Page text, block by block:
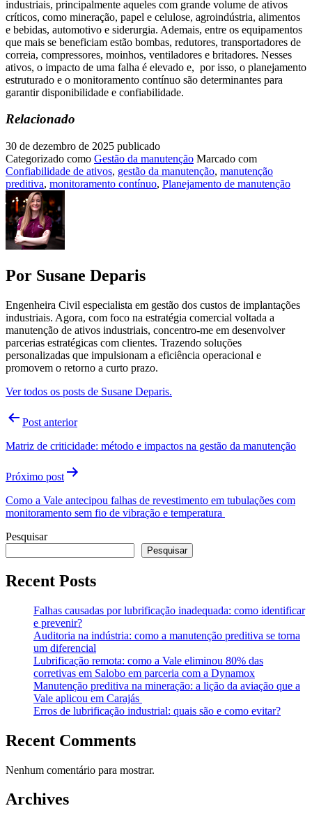
industriais, principalmente aqueles com grande volume de ativos
críticos, como mineração, papel e celulose, agroindústria, alimentos
e bebidas, automotivo e siderurgia. Ademais, entre os equipamentos
que mais se beneficiam estão bombas, redutores, transportadores de
correia, compressores, moinhos, ventiladores e britadores. Nesses
ativos, o impacto de uma falha é elevado e, por isso, o planejamento
estruturado e o monitoramento contínuo são determinantes para
garantir disponibilidade e confiabilidade.
Relacionado
30 de dezembro de 2025 publicado
Categorizado como Gestão da manutenção Marcado com
Confiabilidade de ativos, gestão da manutenção, manutenção
preditiva, monitoramento contínuo, Planejamento de manutenção
Por Susane Deparis
Engenheira Civil especialista em gestão dos custos de implantações
industriais. Agora, com foco na estratégia comercial voltada a
manutenção de ativos industriais, concentro-me em desenvolver
parcerias estratégicas com clientes. Trazendo soluções
personalizadas que impulsionam a eficiência operacional e
promovem o retorno a curto prazo.
Ver todos os posts de Susane Deparis.
Navegação
Post
Post anterior
Matriz de criticidade: método e impactos na gestão da manutenção
Próximo post
Como a Vale antecipou falhas de revestimento em tubulações com
monitoramento sem fio de vibração e temperatura
Pesquisar
Pesquisar
Recent Posts
Falhas causadas por lubrificação inadequada: como identificar
e prevenir?
Auditoria na indústria: como a manutenção preditiva se torna
um diferencial
Lubrificação remota: como a Vale eliminou 80% das
corretivas em Salobo em parceria com a Dynamox
Manutenção preditiva na mineração: a lição da aviação que a
Vale aplicou em Carajás
Erros de lubrificação industrial: quais são e como evitar?
Recent Comments
Nenhum comentário para mostrar.
Archives